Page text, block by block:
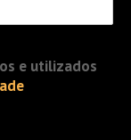
e utilizados